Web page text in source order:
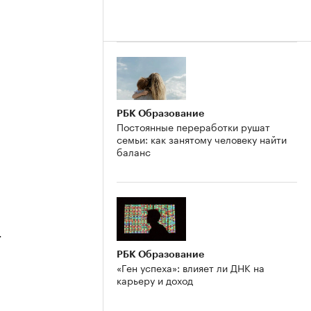
РБК Образование
Постоянные переработки рушат
семьи: как занятому человеку найти
баланс
РБК Образование
«Ген успеха»: влияет ли ДНК на
карьеру и доход